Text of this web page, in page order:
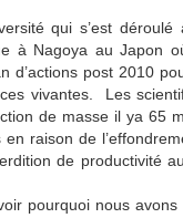
qui s’est
à Nagoya au
d’actions post 2010
vivantes. Les
de masse il ya 65
raison de
de productivité
pourquoi nous